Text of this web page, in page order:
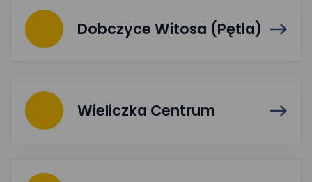
Dobczyce Witosa (Pętla)
Wieliczka Centrum